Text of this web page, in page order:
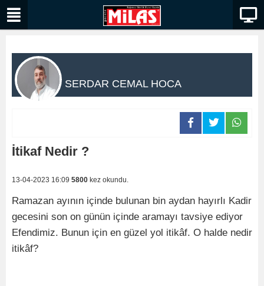
SERDAR CEMAL HOCA
İtikaf Nedir ?
13-04-2023 16:09 5800 kez okundu.
Ramazan ayının içinde bulunan bin aydan hayırlı Kadir
gecesini son on günün içinde aramayı tavsiye ediyor
Efendimiz. Bunun için en güzel yol itikâf. O halde nedir
itikâf?